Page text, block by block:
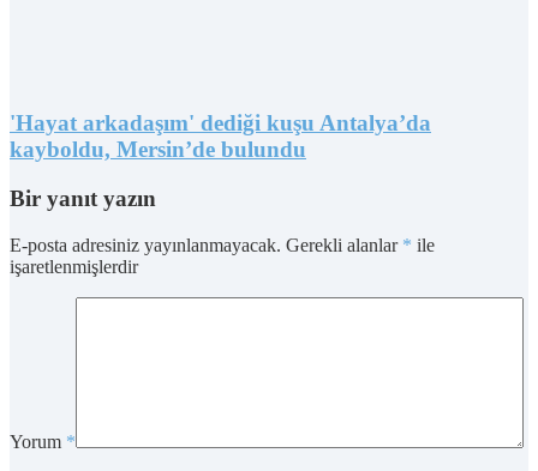
'Hayat arkadaşım' dediği kuşu Antalya’da
kayboldu, Mersin’de bulundu
Bir yanıt yazın
E-posta adresiniz yayınlanmayacak. Gerekli alanlar * ile
işaretlenmişlerdir
Yorum *